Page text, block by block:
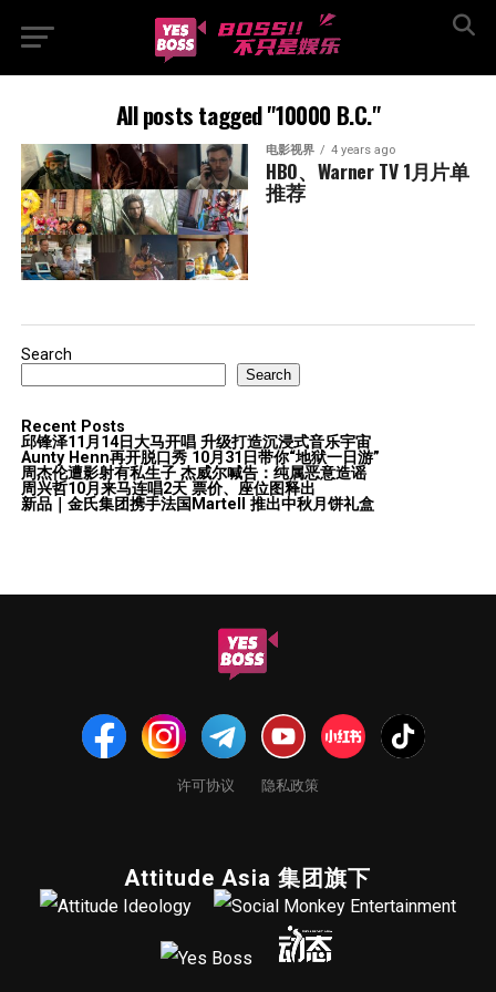
All posts tagged "10000 B.C."
电影视界 4 years ago
HBO、Warner TV 1月片单
推荐
Search
Search
Recent Posts
邱锋泽11月14日大马开唱 升级打造沉浸式音乐宇宙
Aunty Henn再开脱口秀 10月31日带你“地狱一日游”
周杰伦遭影射有私生子 杰威尔喊告：纯属恶意造谣
周兴哲10月来马连唱2天 票价、座位图释出
新品｜金氏集团携手法国Martell 推出中秋月饼礼盒
许可协议 隐私政策
Attitude Asia 集团旗下